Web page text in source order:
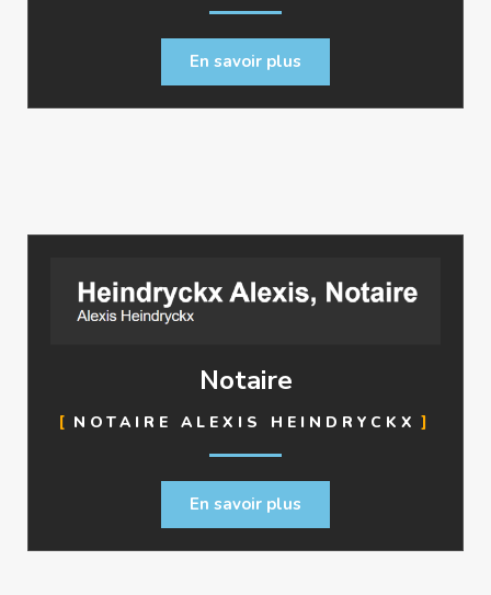
En savoir plus
Notaire
NOTAIRE ALEXIS HEINDRYCKX
En savoir plus